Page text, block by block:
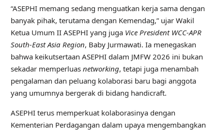
“ASEPHI memang sedang menguatkan kerja sama dengan
banyak pihak, terutama dengan Kemendag,” ujar Wakil
Ketua Umum II ASEPHI yang juga Vice President WCC-APR
South-East Asia Region, Baby Jurmawati. Ia menegaskan
bahwa keikutsertaan ASEPHI dalam JMFW 2026 ini bukan
sekadar memperluas networking, tetapi juga menambah
pengalaman dan peluang kolaborasi baru bagi anggota
yang umumnya bergerak di bidang handicraft.
ASEPHI terus memperkuat kolaborasinya dengan
Kementerian Perdagangan dalam upaya mengembangkan